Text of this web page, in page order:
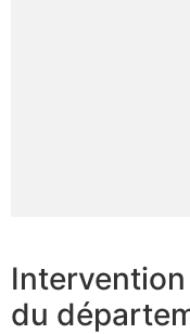
Intervention
du